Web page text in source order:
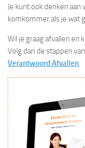
Je kunt ook denken
komkommer als je wat
Wil je graag afvallen en
Volg dan de stappen
Verantwoord Afvallen.